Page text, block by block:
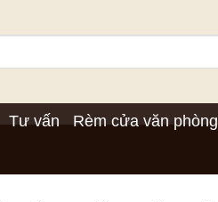
Tư vấn Rèm cửa văn phòng